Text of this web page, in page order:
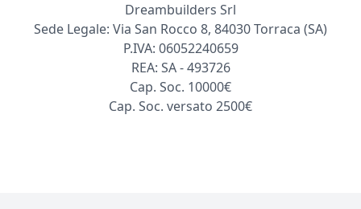
Dreambuilders Srl
Sede Legale: Via San Rocco 8, 84030 Torraca (SA)
P.IVA: 06052240659
REA: SA - 493726
Cap. Soc. 10000€
Cap. Soc. versato 2500€